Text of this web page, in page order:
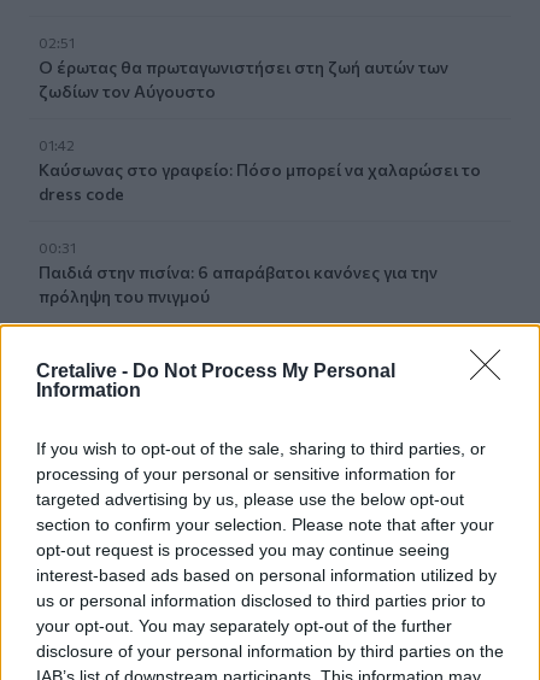
Cretalive - Do Not Process My Personal
Information
If you wish to opt-out of the sale, sharing to third parties, or
processing of your personal or sensitive information for
targeted advertising by us, please use the below opt-out
section to confirm your selection. Please note that after your
opt-out request is processed you may continue seeing
interest-based ads based on personal information utilized by
us or personal information disclosed to third parties prior to
your opt-out. You may separately opt-out of the further
disclosure of your personal information by third parties on the
02:51
Ο έρωτας θα πρωταγωνιστήσει στη ζωή αυτών των
ζωδίων τον Αύγουστο
01:42
Καύσωνας στο γραφείο: Πόσο μπορεί να χαλαρώσει το
dress code
00:31
Παιδιά στην πισίνα: 6 απαράβατοι κανόνες για την
πρόληψη του πνιγμού
Ανατριχιαστικό βίντεο από τον σεισμό στην Ιαπωνία:
Γιατροί προστατεύουν με τα σώματά τους ασθενή την
23:54
Τραμπ: Ο πόλεμος με το Ιράν "θα τελειώσει σύντομα"
23:43
30χρονη έπεσε στη θάλασσα από την γέφυρα της
Χαλκίδας
23:32